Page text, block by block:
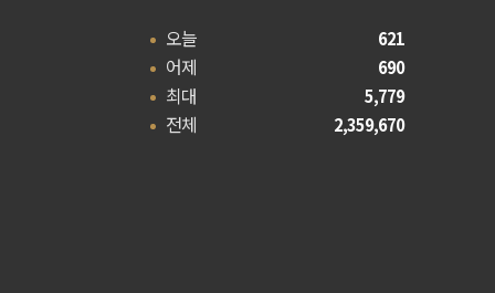
오늘
621
어제 690
최대 5,779
전체 2,359,670